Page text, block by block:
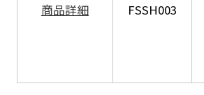
商品詳細
FSSH003